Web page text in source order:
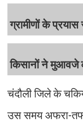
ग्रामीणों के
किसानों ने मुआवजे
चंदौली जिले के
उस समय अफरा-